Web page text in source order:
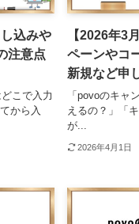
込みや
注意点
こで入力
から入
【2026年3
ペーンやコ
新規など申
「povoのキャ
えるの？」「
が...
2026年4月1日